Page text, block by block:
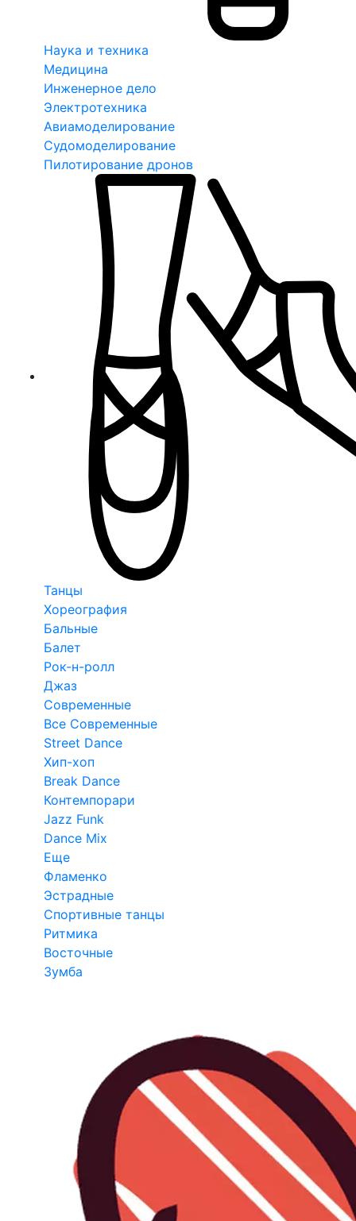
Наука и техника
Медицина
Инженерное дело
Электротехника
Авиамоделирование
Судомоделирование
Пилотирование дронов
Танцы
Хореография
Бальные
Балет
Рок-н-ролл
Джаз
Современные
Все Современные
Street Dance
Хип-хоп
Break Dance
Контемпорари
Jazz Funk
Dance Mix
Еще
Фламенко
Эстрадные
Спортивные танцы
Ритмика
Восточные
Зумба